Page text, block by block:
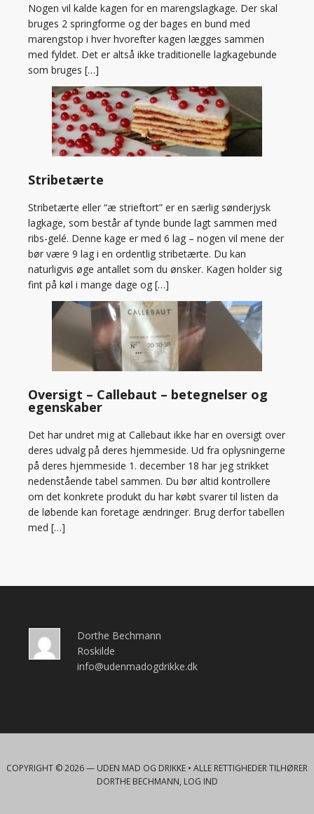
Nogen vil kalde kagen for en marengslagkage. Der skal
bruges 2 springforme og der bages en bund med
marengstop i hver hvorefter kagen lægges sammen
med fyldet. Det er altså ikke traditionelle lagkagebunde
som bruges […]
Stribetærte
Stribetærte eller “æ strieftort” er en særlig sønderjysk
lagkage, som består af tynde bunde lagt sammen med
ribs-gelé. Denne kage er med 6 lag – nogen vil mene der
bør være 9 lag i en ordentlig stribetærte. Du kan
naturligvis øge antallet som du ønsker. Kagen holder sig
fint på køl i mange dage og […]
Oversigt – Callebaut – betegnelser og
egenskaber
Det har undret mig at Callebaut ikke har en oversigt over
deres udvalg på deres hjemmeside. Ud fra oplysningerne
på deres hjemmeside 1. december 18 har jeg strikket
nedenstående tabel sammen. Du bør altid kontrollere
om det konkrete produkt du har købt svarer til listen da
de løbende kan foretage ændringer. Brug derfor tabellen
med […]
Dorthe Bechmann
Roskilde
info@udenmadogdrikke.dk
COPYRIGHT © 2026 — UDEN MAD OG DRIKKE • ALLE RETTIGHEDER TILHØRER
DORTHE BECHMANN, LOG IND